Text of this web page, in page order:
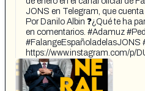
JONS en Telegram, que
Por Danilo Albin ❓¿Qué te ha
en comentarios. #Adamuz
#FalangeEspañoladelasJONS
https://www.instagram.com/p/